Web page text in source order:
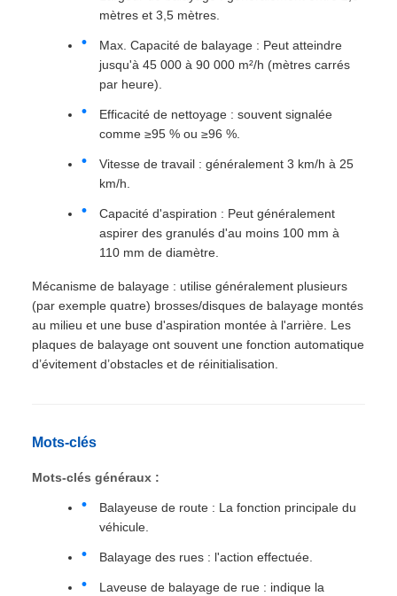
mètres et 3,5 mètres.
Max. Capacité de balayage : Peut atteindre
jusqu'à 45 000 à 90 000 m²/h (mètres carrés
par heure).
Efficacité de nettoyage : souvent signalée
comme ≥95 % ou ≥96 %.
Vitesse de travail : généralement 3 km/h à 25
km/h.
Capacité d'aspiration : Peut généralement
aspirer des granulés d'au moins 100 mm à
110 mm de diamètre.
Mécanisme de balayage : utilise généralement plusieurs
(par exemple quatre) brosses/disques de balayage montés
au milieu et une buse d'aspiration montée à l'arrière. Les
plaques de balayage ont souvent une fonction automatique
d’évitement d’obstacles et de réinitialisation.
Mots-clés
Mots-clés généraux :
Balayeuse de route : La fonction principale du
véhicule.
Balayage des rues : l'action effectuée.
Laveuse de balayage de rue : indique la